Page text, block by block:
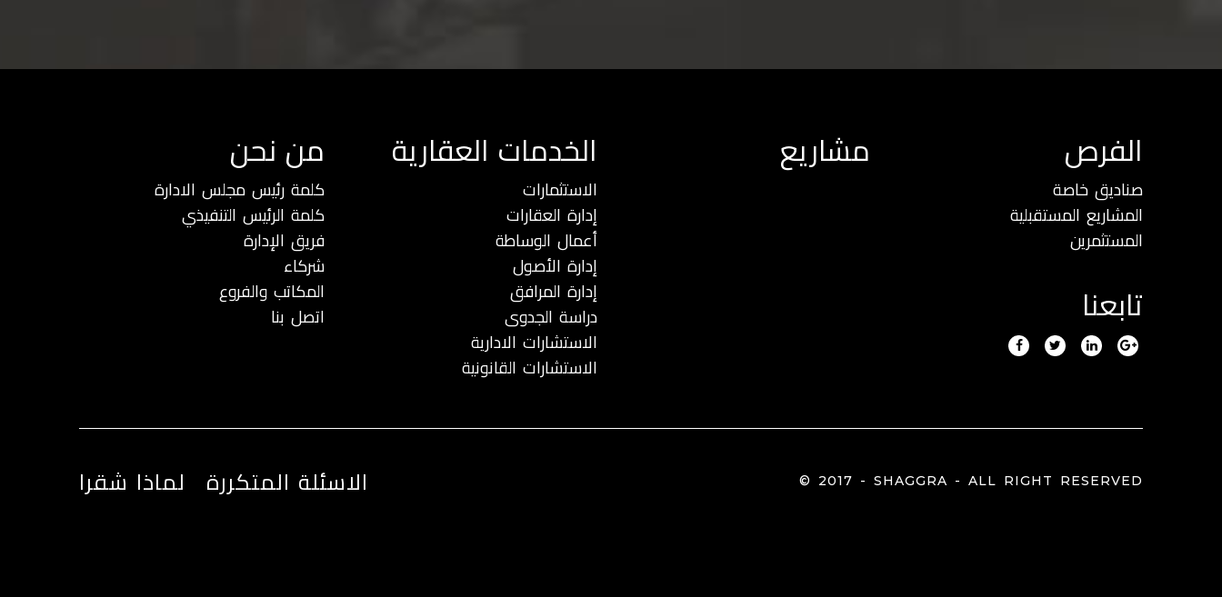
من نحن
كلمة رئيس مجلس الادارة
كلمة الرئيس التنفيذي
فريق الإدارة
شركاء
المكاتب والفروع
اتصل بنا
الخدمات العقارية
الاستثمارات
إدارة العقارات
أعمال الوساطة
إدارة الأصول
إدارة المرافق
دراسة الجدوى
الاستشارات الادارية
الاستشارات القانونية
مشاريع الفرص
صناديق خاصة
المشاريع المستقبلية
المستثمرين
تابعنا
لماذا شقرا الاسئلة المتكررة © 2017 - SHAGGRA - ALL RIGHT RESERVED